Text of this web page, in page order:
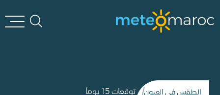
الطقس في العيون توقعات 15 يوماً